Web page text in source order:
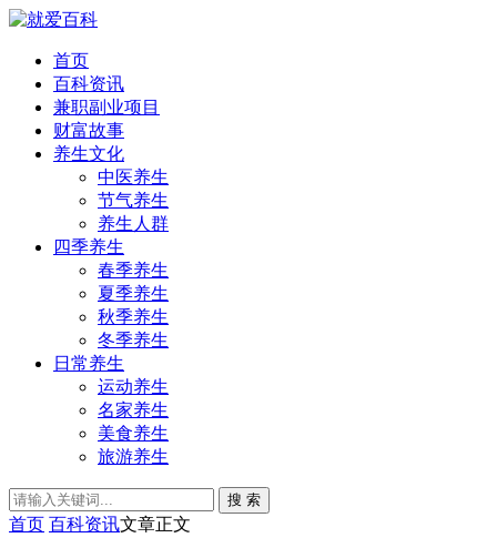
首页
百科资讯
兼职副业项目
财富故事
养生文化
中医养生
节气养生
养生人群
四季养生
春季养生
夏季养生
秋季养生
冬季养生
日常养生
运动养生
名家养生
美食养生
旅游养生
搜 索
首页 百科资讯文章正文